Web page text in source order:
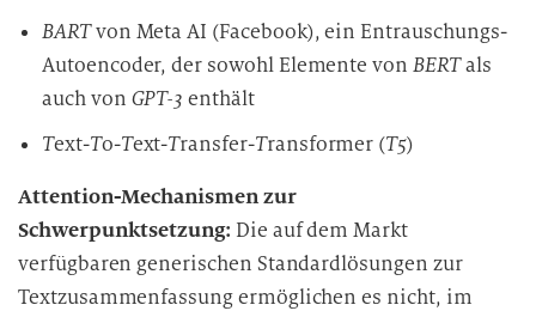
BARTvon Meta AI (Facebook), ein Entrauschungs-
Autoencoder, der sowohl Elemente vonBERTals
auch von GPT-3enthält
Text-To-Text-Transfer-Transformer (T5)
Attention-Mechanismen zur
Schwerpunktsetzung: Die auf dem Markt
verfügbaren generischen Standardlösungen zur
Textzusammenfassung ermöglichen es nicht, im